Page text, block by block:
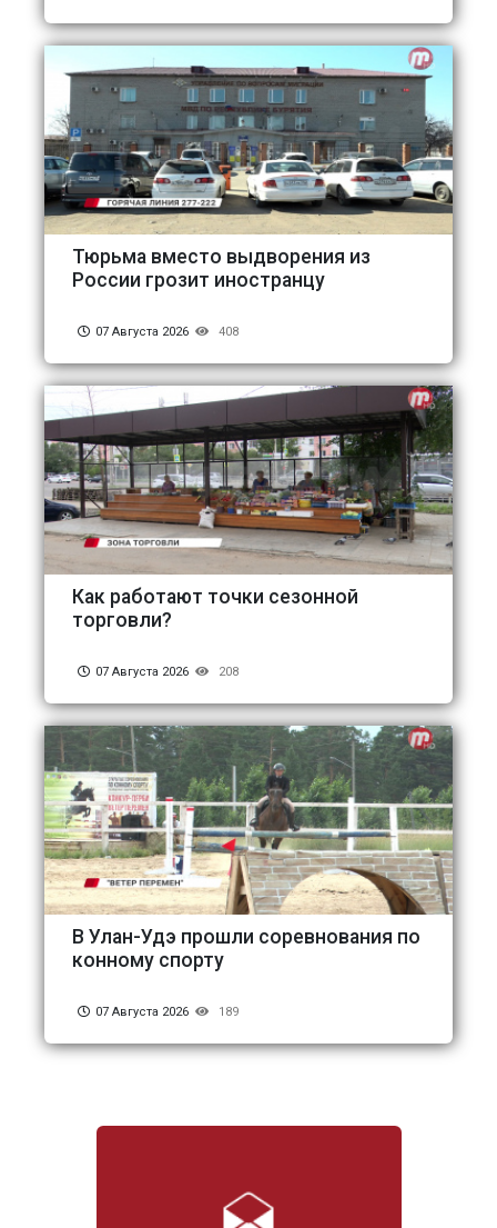
Тюрьма вместо выдворения из
России грозит иностранцу
07 Августа 2026 408
Как работают точки сезонной
торговли?
07 Августа 2026 208
В Улан-Удэ прошли соревнования по
конному спорту
07 Августа 2026 189